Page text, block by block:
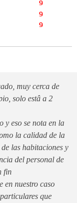
9
9
9
muy cerca de
solo estâ a 2
y eso se nota en la
la calidad de la
las habitaciones y
del personal de
fin
en nuestro caso
que